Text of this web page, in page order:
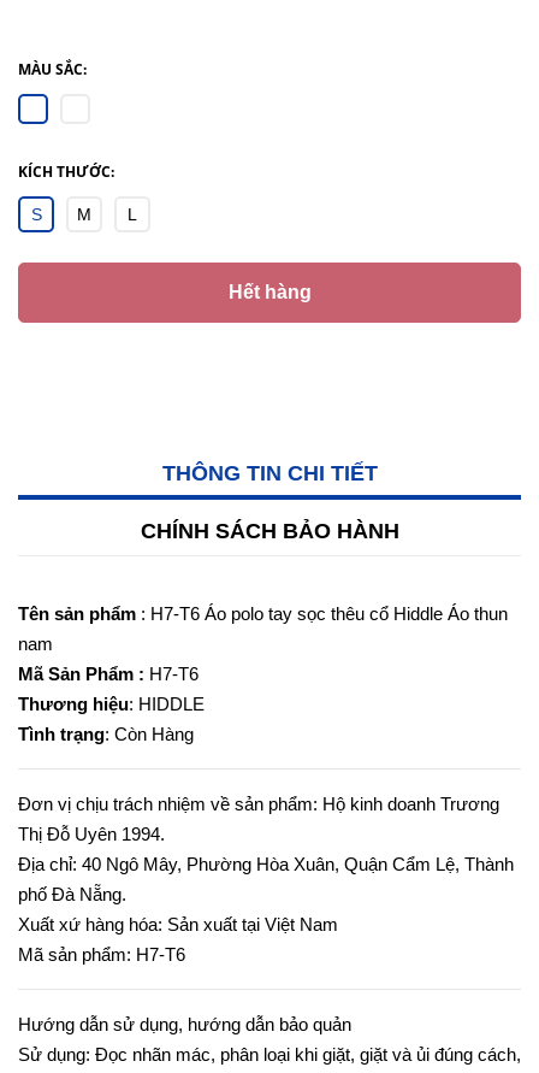
MÀU SẮC:
KÍCH THƯỚC:
S M L
Hết hàng
THÔNG TIN CHI TIẾT
CHÍNH SÁCH BẢO HÀNH
Tên sản phẩm : H7-T6 Áo polo tay sọc thêu cổ Hiddle Áo thun
nam
Mã Sản Phẩm : H7-T6
Thương hiệu: HIDDLE
Tình trạng: Còn Hàng
Đơn vị chịu trách nhiệm về sản phẩm: Hộ kinh doanh Trương
Thị Đỗ Uyên 1994.
Địa chỉ: 40 Ngô Mây, Phường Hòa Xuân, Quận Cẩm Lệ, Thành
phố Đà Nẵng.
Xuất xứ hàng hóa: Sản xuất tại Việt Nam
Mã sản phẩm: H7-T6
Hướng dẫn sử dụng, hướng dẫn bảo quản
Sử dụng: Đọc nhãn mác, phân loại khi giặt, giặt và ủi đúng cách,